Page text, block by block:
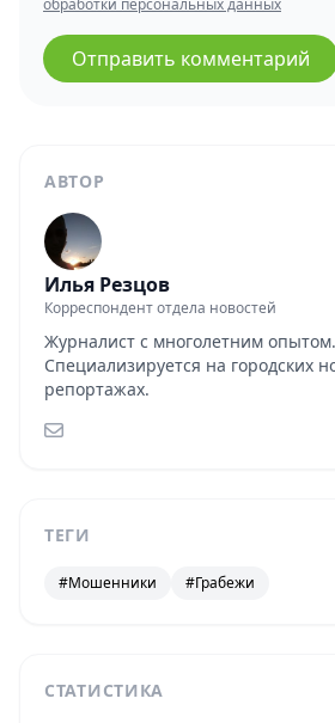
АВТОР
Илья Резцов
Корреспондент отдела новостей
Журналист с многолетним опытом.
Специализируется на городских
репортажах.
ТЕГИ
#Мошенники #Грабежи
СТАТИСТИКА
Отправить комментарий